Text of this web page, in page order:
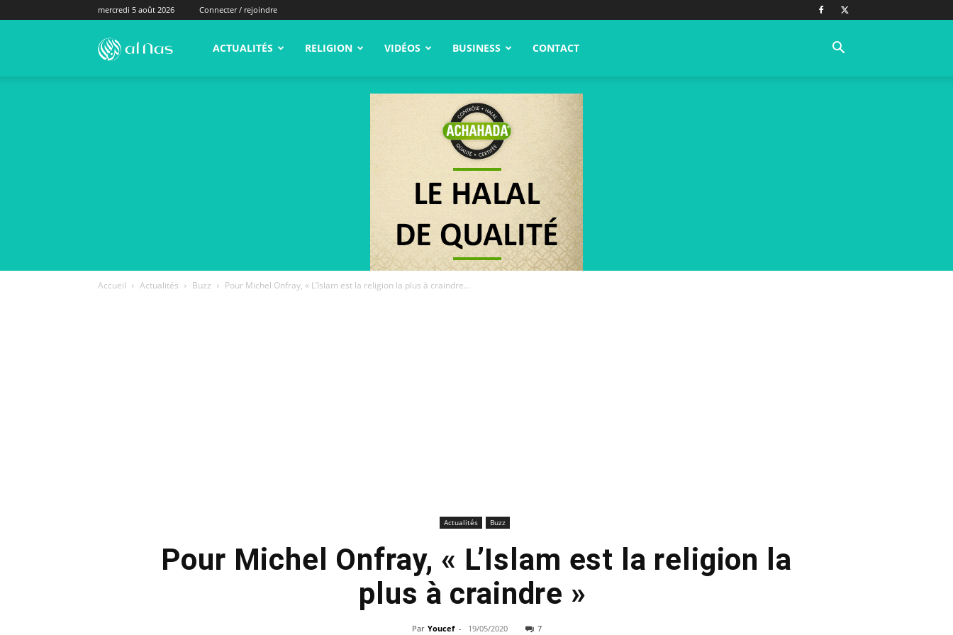
mercredi 5 août 2026 Connecter / rejoindre
alNas.fr ACTUALITÉS RELIGION VIDÉOS BUSINESS CONTACT
Accueil Actualités Buzz Pour Michel Onfray, « L’Islam est la religion la plus à craindre...
Actualités Buzz
Pour Michel Onfray, « L’Islam est la religion la
plus à craindre »
Par Youcef - 19/05/2020 7